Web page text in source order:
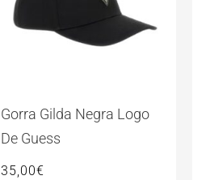
Gorra Gilda Negra Logo
De Guess
35,00€